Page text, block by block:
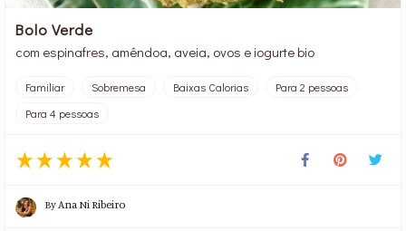
Bolo Verde
com espinafres, amêndoa, aveia, ovos e iogurte bio
Familiar Sobremesa Baixas Calorias
Para 2 pessoas
Para 4 pessoas
ByAna Ni Ribeiro